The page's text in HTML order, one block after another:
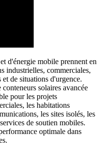
d'énergie mobile prennent en
industrielles, commerciales,
de situations d'urgence.
solaires avancée
pour les projets
les habitations
les sites isolés, les
de soutien mobiles.
optimale dans